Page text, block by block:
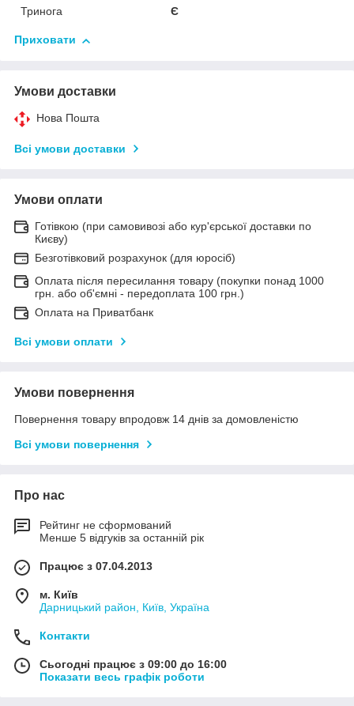
Тринога
Є
Приховати
Умови доставки
Нова Пошта
Всі умови доставки
Умови оплати
Готівкою (при самовивозі або кур'єрської доставки по
Києву)
Безготівковий розрахунок (для юросіб)
Оплата після пересилання товару (покупки понад 1000
грн. або об'ємні - передоплата 100 грн.)
Оплата на Приватбанк
Всі умови оплати
Умови повернення
Повернення товару впродовж 14 днів за домовленістю
Всі умови повернення
Про нас
Рейтинг не сформований
Менше 5 відгуків за останній рік
Працює з 07.04.2013
м. Київ
Дарницький район, Київ, Україна
Контакти
Сьогодні працює з 09:00 до 16:00
Показати весь графік роботи